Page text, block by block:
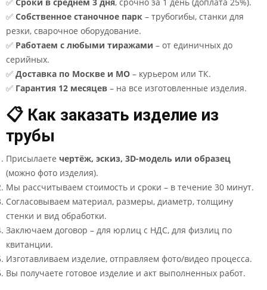
✅ Собственное станочное парк – трубогибы, станки для
резки, сварочное оборудование.
✅ Работаем с любыми тиражами – от единичных до
серийных.
✅ Доставка по Москве и МО – курьером или ТК.
✅ Гарантия 12 месяцев – на все изготовленные изделия.
📋 Как заказать изделие из
трубы
Присылаете чертёж, эскиз, 3D-модель или образец
(можно фото изделия).
Мы рассчитываем стоимость и сроки – в течение 30 минут.
Согласовываем материал, размеры, диаметр, толщину
стенки и вид обработки.
Заключаем договор – для юрлиц с НДС, для физлиц по
квитанции.
Изготавливаем изделие, отправляем фото/видео процесса.
Вы получаете готовое изделие и акт выполненных работ.